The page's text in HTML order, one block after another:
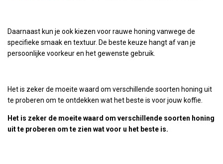
Daarnaast kun je ook kiezen voor rauwe honing vanwege de
specifieke smaak en textuur. De beste keuze hangt af van je
persoonlijke voorkeur en het gewenste gebruik.
Het is zeker de moeite waard om verschillende soorten honing uit
te proberen om te ontdekken wat het beste is voor jouw koffie.
Het is zeker de moeite waard om verschillende soorten honing
uit te proberen om te zien wat voor u het beste is.